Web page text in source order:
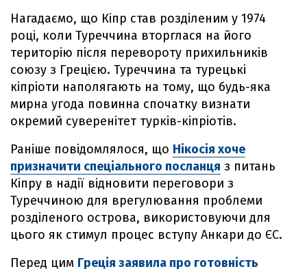
Нагадаємо, що Кіпр став розділеним у 1974
році, коли Туреччина вторглася на його
територію після перевороту прихильників
союзу з Грецією. Туреччина та турецькі
кіпріоти наполягають на тому, що будь-яка
мирна угода повинна спочатку визнати
окремий суверенітет турків-кіпріотів.
Раніше повідомлялося, що Нікосія хоче
призначити спеціального посланця з питань
Кіпру в надії відновити переговори з
Туреччиною для врегулювання проблеми
розділеного острова, використовуючи для
цього як стимул процес вступу Анкари до ЄС.
Перед цим Греція заявила про готовність